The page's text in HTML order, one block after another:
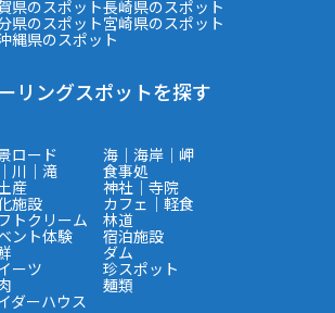
県のスポット長崎県のスポット
県のスポット宮崎県のスポット
縄県のスポット
リングスポットを探す
ロード 海｜海岸｜岬
川｜滝 食事処
産 神社｜寺院
施設 カフェ｜軽食
トクリーム 林道
ント体験 宿泊施設
ダム
ーツ 珍スポット
麺類
ダーハウス